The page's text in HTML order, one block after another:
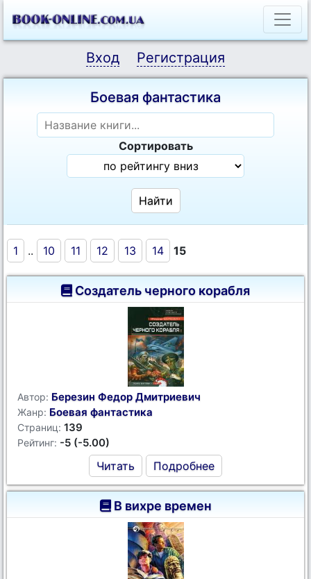
Вход Регистрация
Боевая фантастика
Сортировать
1 .. 10 11 12 13 14 15
Создатель черного корабля
Автор: Березин Федор Дмитриевич
Жанр: Боевая фантастика
Страниц: 139
Рейтинг: -5 (-5.00)
Читать Подробнее
В вихре времен